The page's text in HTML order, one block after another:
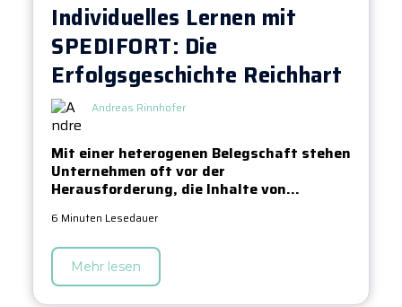
Individuelles Lernen mit
SPEDIFORT: Die
Erfolgsgeschichte Reichhart
Andreas Rinnhofer
Mit einer heterogenen Belegschaft stehen
Unternehmen oft vor der
Herausforderung, die Inhalte von...
6 Minuten Lesedauer
Mehr lesen